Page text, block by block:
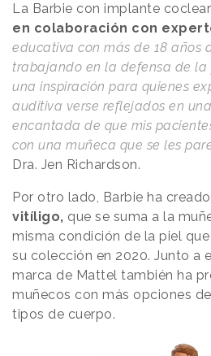
La Barbie con implante
en colaboración con
educativa con más de 18 años
trabajando en la defensa de la
una inspiración para quienes
auditiva verse reflejados en
encantada de que mis
con una muñeca que se les
Dra. Jen Richardson.
Por otro lado, Barbie ha
vitíligo, que se suma a la
misma condición de la piel
su colección en 2020. Junto a
marca de Mattel también ha
muñecos con más opciones
tipos de cuerpo.